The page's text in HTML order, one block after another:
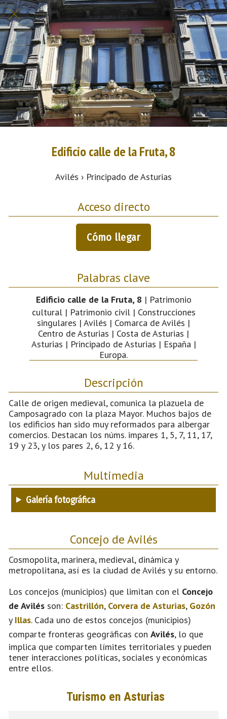
Edificio calle de la Fruta, 8
Avilés › Principado de Asturias
Acceso directo
Cómo llegar
Palabras clave
Edificio calle de la Fruta, 8 | Patrimonio
cultural | Patrimonio civil | Construcciones
singulares | Avilés | Comarca de Avilés |
Centro de Asturias | Costa de Asturias |
Asturias | Principado de Asturias | España |
Europa.
Descripción
Calle de origen medieval, comunica la plazuela de
Camposagrado con la plaza Mayor. Muchos bajos de
los edificios han sido muy reformados para albergar
comercios. Destacan los núms. impares 1, 5, 7, 11, 17,
19 y 23, y los pares 2, 6, 12 y 16.
Multimedia
Galería fotográfica
Concejo de Avilés
Cosmopolita, marinera, medieval, dinámica y
metropolitana, así es la ciudad de Avilés y su entorno.
Los concejos (municipios) que limitan con el Concejo
de Avilés son: Castrillón, Corvera de Asturias, Gozón
y Illas. Cada uno de estos concejos (municipios)
comparte fronteras geográficas con Avilés, lo que
implica que comparten límites territoriales y pueden
tener interacciones políticas, sociales y económicas
entre ellos.